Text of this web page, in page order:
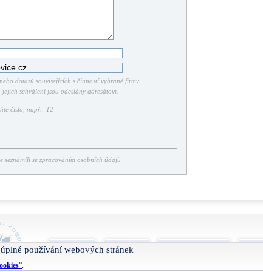
dotazů souvisejících s činností vybrané firmy.
schválení jsou odeslány adresátovi.
číslo, např.: 12
seznámili se zpracováním osobních údajů
O projektu Nápověda
používání webových stránek
”.